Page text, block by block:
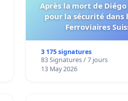
Après la mort de Diégo
pour la sécurité dans
Ferroviaires
3 175 signatures
83 Signatures / 7 jours
13 May 2026